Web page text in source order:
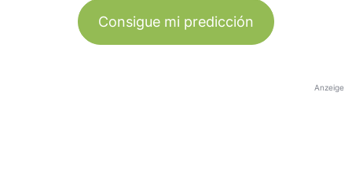
Consigue mi predicción
Anzeige